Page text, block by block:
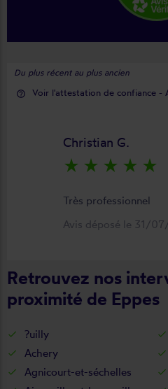
Du plus récent au plus ancien
help_outline Voir l'attestation de confiance -
Christian G.
star_rate star_rate star_rate star_rate star_rate
Très professionnel
Avis déposé le 31/
Retrouvez nos
proximité de Eppes
?uilly
Achery
Agnicourt-et-séchelles